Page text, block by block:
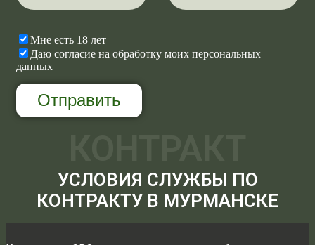
Мне есть 18 лет
Даю согласие на обработку моих персональных
данных
УСЛОВИЯ СЛУЖБЫ ПО
КОНТРАКТУ В МУРМАНСКЕ